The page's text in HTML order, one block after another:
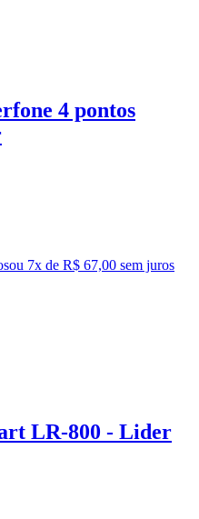
4 pontos
ou 7x de R$ 67,00 sem juros
LR-800 - Lider